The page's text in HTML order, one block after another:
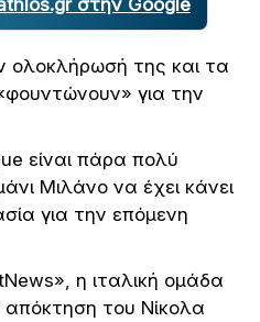
ολοκλήρωσή της και τα
για την
είναι πάρα πολύ
Μιλάνο να έχει κάνει
για την επόμενη
η ιταλική ομάδα
απόκτηση του Νίκολα